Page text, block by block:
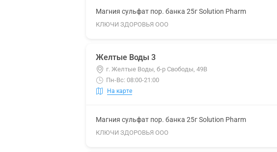
Магния сульфат пор. банка 25г Solution Pharm
КЛЮЧИ ЗДОРОВЬЯ ООО
Желтые Воды 3
г. Желтые Воды, б-р Свободы, 49В
Пн-Вс: 08:00-21:00
На карте
Магния сульфат пор. банка 25г Solution Pharm
КЛЮЧИ ЗДОРОВЬЯ ООО